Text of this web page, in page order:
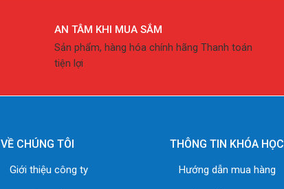
AN TÂM KHI MUA SẮM
Sản phẩm, hàng hóa chính hãng Thanh toán
tiện lợi
VỀ CHÚNG TÔI
Giới thiệu công ty
THÔNG TIN KHÓA HỌC
Hướng dẫn mua hàng